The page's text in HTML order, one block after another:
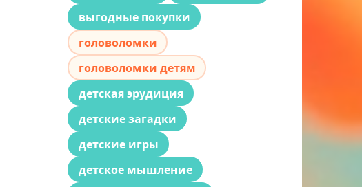
выгодные покупки
головоломки
головоломки детям
детская эрудиция
детские загадки
детские игры
детское мышление